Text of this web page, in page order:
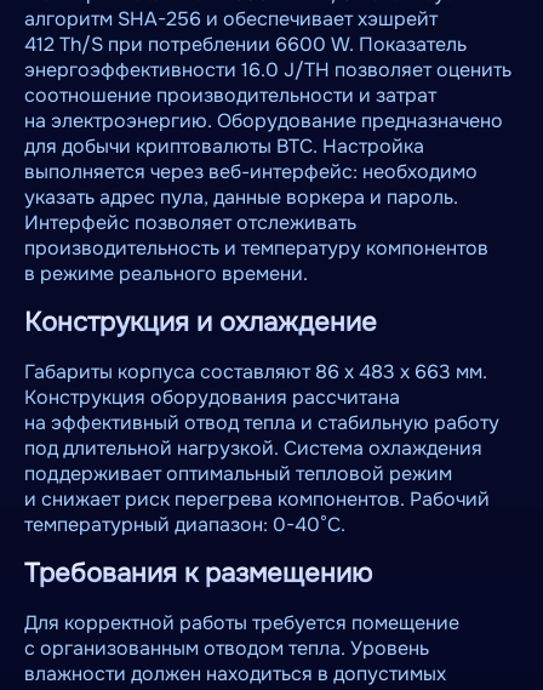
алгоритм SHA-256 и обеспечивает хэшрейт
412 Th/S при потреблении 6600 W. Показатель
энергоэффективности 16.0 J/TH позволяет оценить
соотношение производительности и затрат
на электроэнергию. Оборудование предназначено
для добычи криптовалюты BTC. Настройка
выполняется через веб-интерфейс: необходимо
указать адрес пула, данные воркера и пароль.
Интерфейс позволяет отслеживать
производительность и температуру компонентов
в режиме реального времени.
Конструкция и охлаждение
Габариты корпуса составляют 86 x 483 x 663 мм.
Конструкция оборудования рассчитана
на эффективный отвод тепла и стабильную работу
под длительной нагрузкой. Система охлаждения
поддерживает оптимальный тепловой режим
и снижает риск перегрева компонентов. Рабочий
температурный диапазон: 0-40°C.
Требования к размещению
Для корректной работы требуется помещение
с организованным отводом тепла. Уровень
влажности должен находиться в допустимых